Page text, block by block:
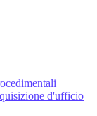
d'ufficio